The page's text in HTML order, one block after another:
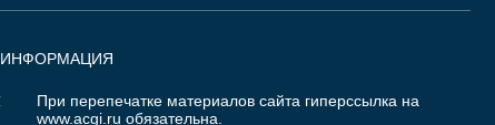
ИНФОРМАЦИЯ
При перепечатке материалов сайта гиперссылка на
www.acgi.ru обязательна.